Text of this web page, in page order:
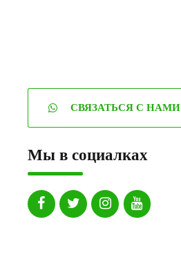
СВЯЗАТЬСЯ С НАМИ
Мы в социалках